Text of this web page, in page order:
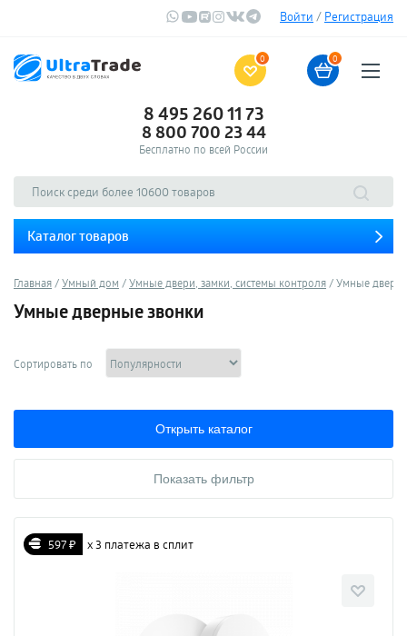
Войти / Регистрация
0 0
8 495 260 11 73
8 800 700 23 44
Бесплатно по всей России
Каталог товаров
Главная Умный дом Умные двери, замки, системы контроля Умные
Умные дверные звонки
Сортировать по
Открыть каталог
Показать фильтр
597 ₽ х 3 платежа в сплит